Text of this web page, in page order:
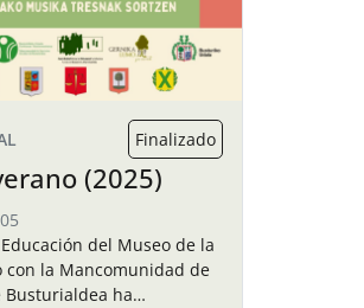
Finalizado
(2025)
del Museo de la
con la Mancomunidad de
Busturialdea ha